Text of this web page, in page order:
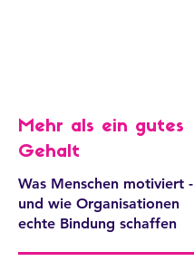
Mehr als ein gutes
Gehalt
Was Menschen motiviert -
und wie Organisationen
echte Bindung schaffen